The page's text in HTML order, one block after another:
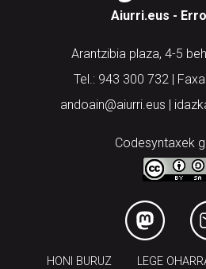
Aiurri.eus -
Arantzibia plaza, 4-5
Tel.: 943 300 732 |
andoain@aiurri.eus |
Codesyntaxek
HONI BURUZ LEGE